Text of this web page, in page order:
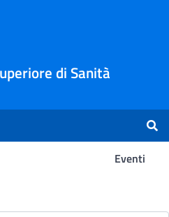
di Sanità
Eventi
Ricerca -